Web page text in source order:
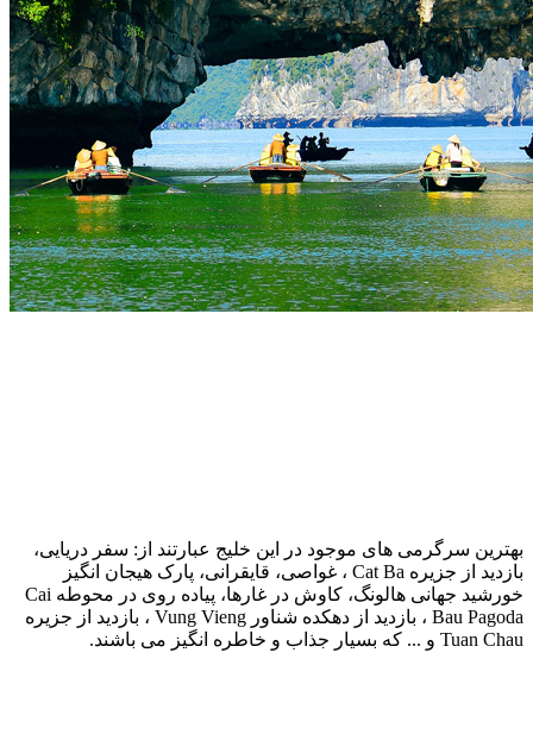
بهترین سرگرمی های موجود در این خلیج عبارتند از: سفر دریایی،
بازدید از جزیره Cat Ba ، غواصی، قایقرانی، پارک هیجان انگیز
خورشید جهانی هالونگ، کاوش در غارها، پیاده روی در محوطه Cai
Bau Pagoda ، بازدید از دهکده شناور Vung Vieng ، بازدید از جزیره
Tuan Chau و ... که بسیار جذاب و خاطره انگیز می باشند.